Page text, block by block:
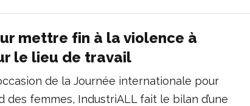
mettre fin à la violence à
le lieu de travail
de la Journée internationale pour
des femmes, IndustriALL fait le bilan d’une